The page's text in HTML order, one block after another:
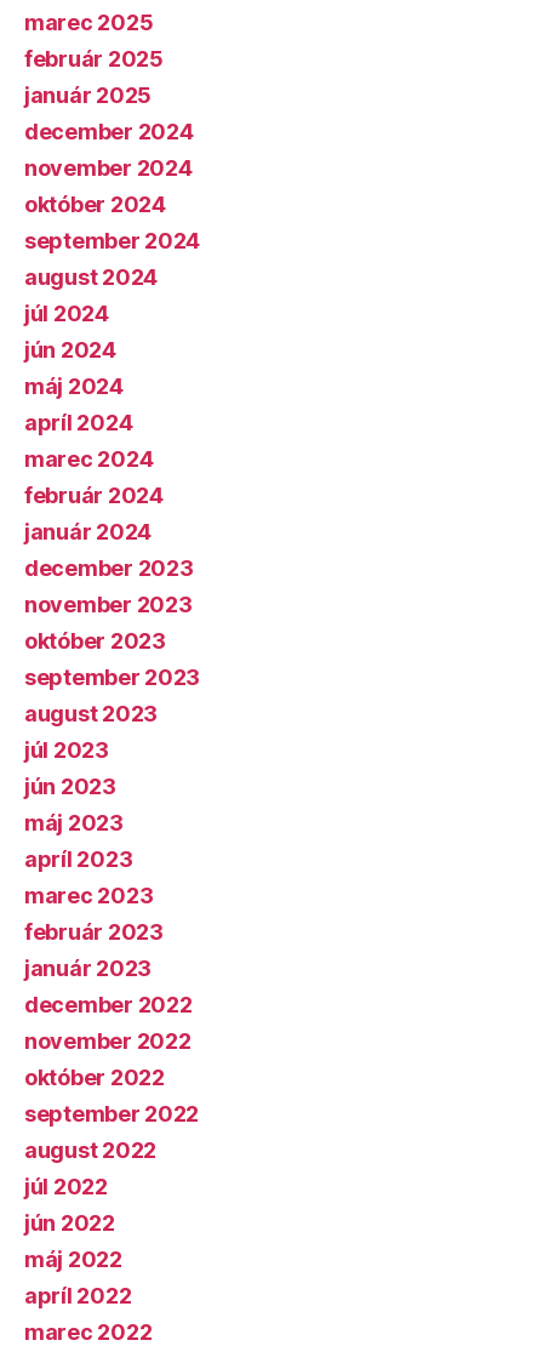
marec 2025
február 2025
január 2025
december 2024
november 2024
október 2024
september 2024
august 2024
júl 2024
jún 2024
máj 2024
apríl 2024
marec 2024
február 2024
január 2024
december 2023
november 2023
október 2023
september 2023
august 2023
júl 2023
jún 2023
máj 2023
apríl 2023
marec 2023
február 2023
január 2023
december 2022
november 2022
október 2022
september 2022
august 2022
júl 2022
jún 2022
máj 2022
apríl 2022
marec 2022